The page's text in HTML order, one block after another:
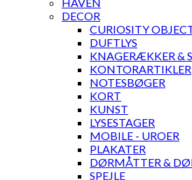
DECOR
CURIOSITY
DUFTLYS
KNAGERÆKKER &
KONTORARTIKLER
NOTESBØGER
KORT
KUNST
LYSESTAGER
MOBILE - UROER
PLAKATER
DØRMÅTTER &
SPEJLE